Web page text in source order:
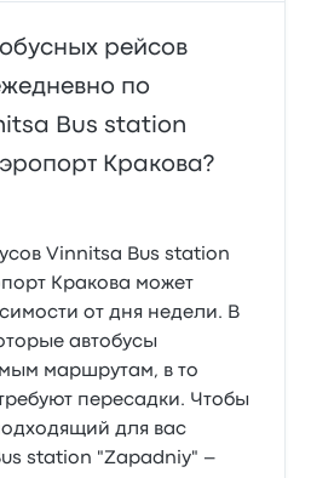
рейсов
по
Bus station
Кракова?
Vinnitsa Bus station
Кракова может
от дня недели. В
автобусы
маршрутам, в то
пересадки. Чтобы
для вас
station "Zapadniy" –